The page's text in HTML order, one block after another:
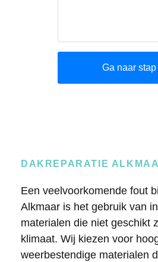
DAKREPARATIE
Een veelvoorkomende fout
Alkmaar is het gebruik van
materialen die niet geschikt
klimaat. Wij kiezen voor
weerbestendige materialen